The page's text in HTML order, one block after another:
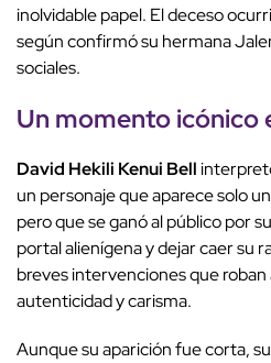
inolvidable papel. El deceso
según confirmó su hermana
sociales.
Un momento icónico
David Hekili Kenui Bell
un personaje que aparece solo
pero que se ganó al público por
portal alienígena y dejar caer su
breves intervenciones que
autenticidad y carisma.
Aunque su aparición fue corta,